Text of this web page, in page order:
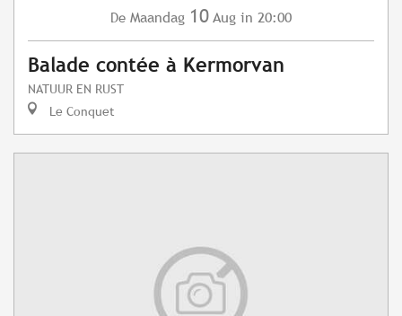
De Maandag 10 Aug in 20:00
Balade contée à Kermorvan
NATUUR EN RUST
Le Conquet